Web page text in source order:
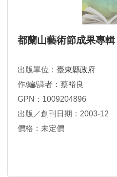
都蘭山藝術節成果專輯
出版單位： 臺東縣政府
作/編/譯者：蔡裕良
GPN：1009204896
出版／創刊日期：2003-12
價格：未定價